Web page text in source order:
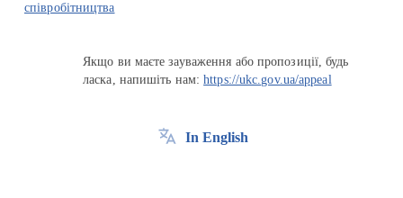
співробітництва
Якщо ви маєте зауваження або пропозиції, будь
ласка, напишіть нам:https://ukc.gov.ua/appeal
In English